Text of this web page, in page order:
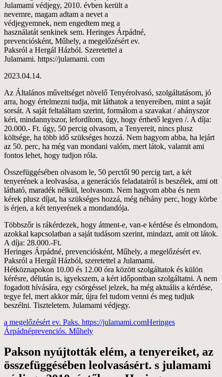
Julamami védjegy, 2010. évben került a
nevemre, magam adtam a nevet a
védjegyemnek, nem engedtem meg a
használatát senkinek sem. Heringes Árpádné,
prevenciósként, Műhely, a megelőzésért ev.
Paksról a Hergál Házból. Szeretettel a
Julamami. https://julamami. com
2023.04.14.
Az Általános műveltséget növelő Tenyérolvasó, szolgáltatásom, jó
arra, hogy értelmezni tudja, mit láthatok a tenyereiben, mint a saját
sorsát. A saját feltaláltam szerint, formálom a szavakat / ahányszor
kéri, mindannyiszor, lefordítom, úgy, hogy érthető legyen /. A díja:
20.000.- Ft. úgy, 50 percig olvasom, a Tenyereit, nincs plusz
költsége, ha több idő szükséges hozzá. Nem hagyom abba, ha lejárt
az 50. perc, ha még van mondani valóm, mert látok, valamit ami
fontos lehet, hogy tudjon róla.
Összefüggésében olvasom le, 50 perctől 90 percig tart, a két
tenyerének a leolvasása, a generációs feladatairól is beszélek, ami ott
látható, maradék nélkül, leolvasom. Nem hagyom abba és nem
kérek plusz díjat, ha szükséges hozzá, még néhány perc, hogy körbe
is érjen, a két tenyerének a mondandója.
Többszőr is rákérdezek, hogy átment-e, van-e kérdése és elmondom,
azokkal kapcsolatban a saját tudásom szerint, mindazt, amit ott látok.
A díja: 28.000.-Ft.
Heringes Árpádné, prevenciósként, Műhely, a megelőzésért ev.
Paksról a Hergál Házból, szeretettel a Julamami.
Hétköznapokon 10.00 és 12.00 óra között szolgáltatok és külön
kérésre, délután is, igyekszem, a kért időpontban szolgáltatni. A nem
fogadott hívására, egy csörgéssel jelzek, ha még aktuális a kérdése,
tegye fel, mert akkor már, újra fel tudom venni és meg tudjuk
beszélni. Tiszteletem. Julamami védjegy.
a megelőzésért ev. Paks. https://julamami.comHeringes
Árpádnéprevenciós. Műhely
Pakson nyújtották elém, a tenyereiket, az
összefüggésében leolvasásért. s julamami